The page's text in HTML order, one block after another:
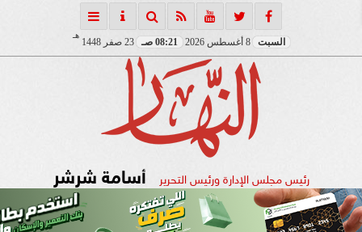
السبت 8 أغسطس 2026 08:21 صـ 23 صفر 1448
هـ
رئيس مجلس الإدارة ورئيس التحرير أسامة شرشر